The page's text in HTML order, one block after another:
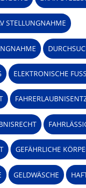
STELLUNGNAHME
ELEKTRONISCHE
GEFÄHRLICHE
GELDWÄSCHE